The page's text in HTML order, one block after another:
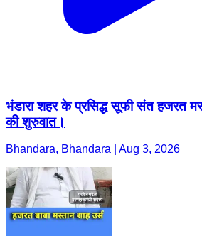
भंडारा शहर के प्रसिद्ध सूफी संत हजरत
की शुरुवात।
Bhandara, Bhandara | Aug 3, 2026